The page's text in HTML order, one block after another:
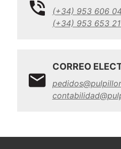
(+34) 953 606
(+34) 953 653
CORREO